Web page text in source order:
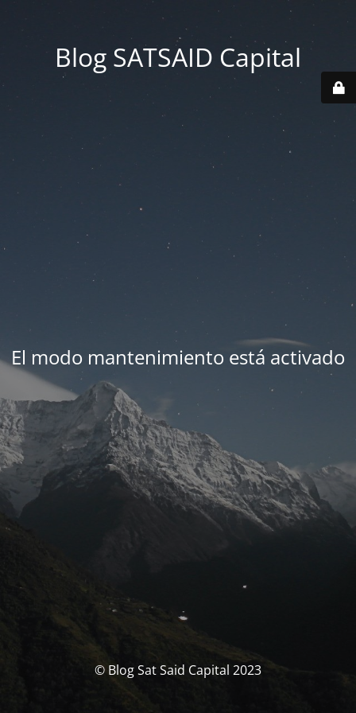
Blog SATSAID Capital
El modo mantenimiento está activado
© Blog Sat Said Capital 2023